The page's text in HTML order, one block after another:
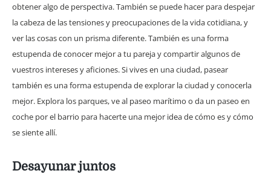
obtener algo de perspectiva. También se puede hacer para despejar
la cabeza de las tensiones y preocupaciones de la vida cotidiana, y
ver las cosas con un prisma diferente. También es una forma
estupenda de conocer mejor a tu pareja y compartir algunos de
vuestros intereses y aficiones. Si vives en una ciudad, pasear
también es una forma estupenda de explorar la ciudad y conocerla
mejor. Explora los parques, ve al paseo marítimo o da un paseo en
coche por el barrio para hacerte una mejor idea de cómo es y cómo
se siente allí.
Desayunar juntos